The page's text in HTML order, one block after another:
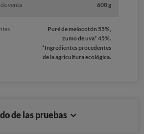
venta 600 g
Puré de melocotón 55%,
zumo de uva* 45%.
*Ingredientes procedentes
de la agricultura ecológica.
de las pruebas